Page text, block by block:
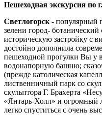
Пешеходная экскурсия по
Светлогорск - популярный
зелени город-
историческую застройку с
достойно дополнила
пешеходной прогулки Вы у
водонапорную башню;
(прежде католическая
лиственничный парк со
скульптора Г. Брахерта
«Янтарь-Холл» и огромный
легко спуститься с очень